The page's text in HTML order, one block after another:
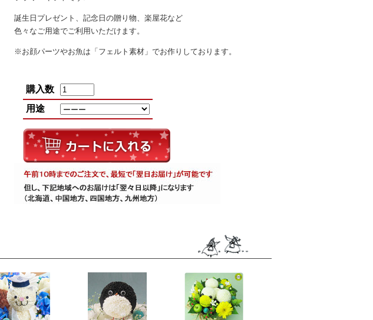
誕生日プレゼント、記念日の贈り物、楽屋花など
色々なご用途でご利用いただけます。
※お顔パーツやお魚は「フェルト素材」でお作りしております。
購入数
用途